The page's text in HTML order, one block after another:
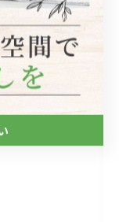
ョン